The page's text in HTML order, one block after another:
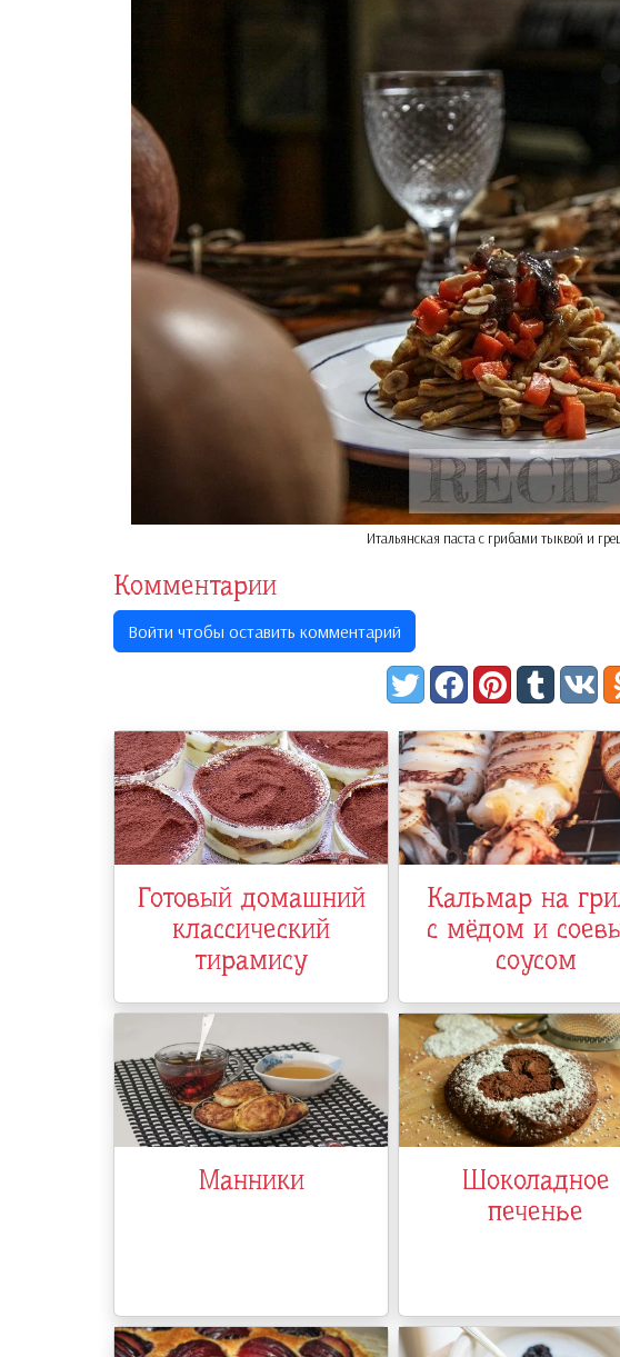
Итальянская паста с грибами тыквой и
Комментарии
Войти чтобы оставить комментарий
Готовый домашний
классический
тирамису
Кальмар на
с мёдом и
соусом
Манники
Шоколадное
печенье